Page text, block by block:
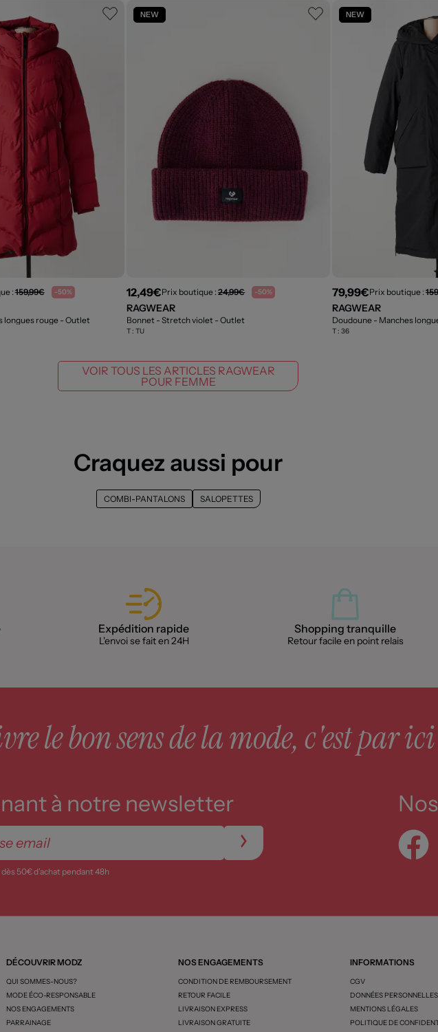
:159,99€ -50%
longues rouge- Outlet
NEW
12,49€Prix boutique :24,99€ -50%
RAGWEAR
Bonnet - Stretch violet - Outlet
T :TU
NEW
79,99€Prix boutique :
RAGWEAR
Doudoune - Manches
T :36
VOIR TOUS LES ARTICLES RAGWEAR
POUR FEMME
Craquez aussi pour
COMBI-PANTALONS SALOPETTES
Expédition rapide
L'envoi se fait en 24H
Shopping tranquille
Retour facile en point relais
le bon sens de la mode, c'est par
à notre newsletter
50€ d’achat pendant 48h
DÉCOUVRIR MODZ
QUI SOMMES-NOUS?
MODE ÉCO-RESPONSABLE
NOS ENGAGEMENTS
PARRAINAGE
NOS ENGAGEMENTS
CONDITION DE REMBOURSEMENT
RETOUR FACILE
LIVRAISON EXPRESS
LIVRAISON GRATUITE
INFORMATIONS
CGV
DONNÉES
MENTIONS LÉGALES
POLITIQUE DE